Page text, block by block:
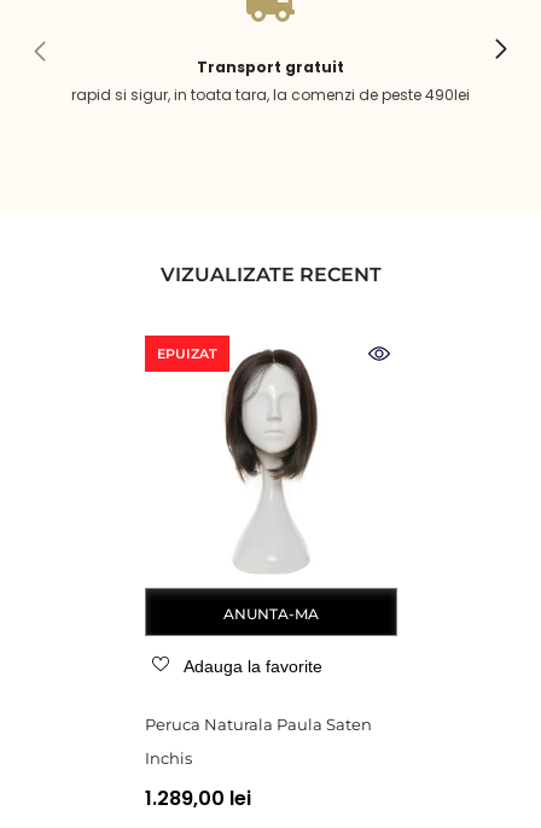
Transport gratuit
rapid si sigur, in toata tara, la comenzi de peste 490lei
VIZUALIZATE RECENT
EPUIZAT
ANUNTA-MA
Adauga la favorite
Peruca Naturala Paula Saten
Inchis
1.289,00 lei